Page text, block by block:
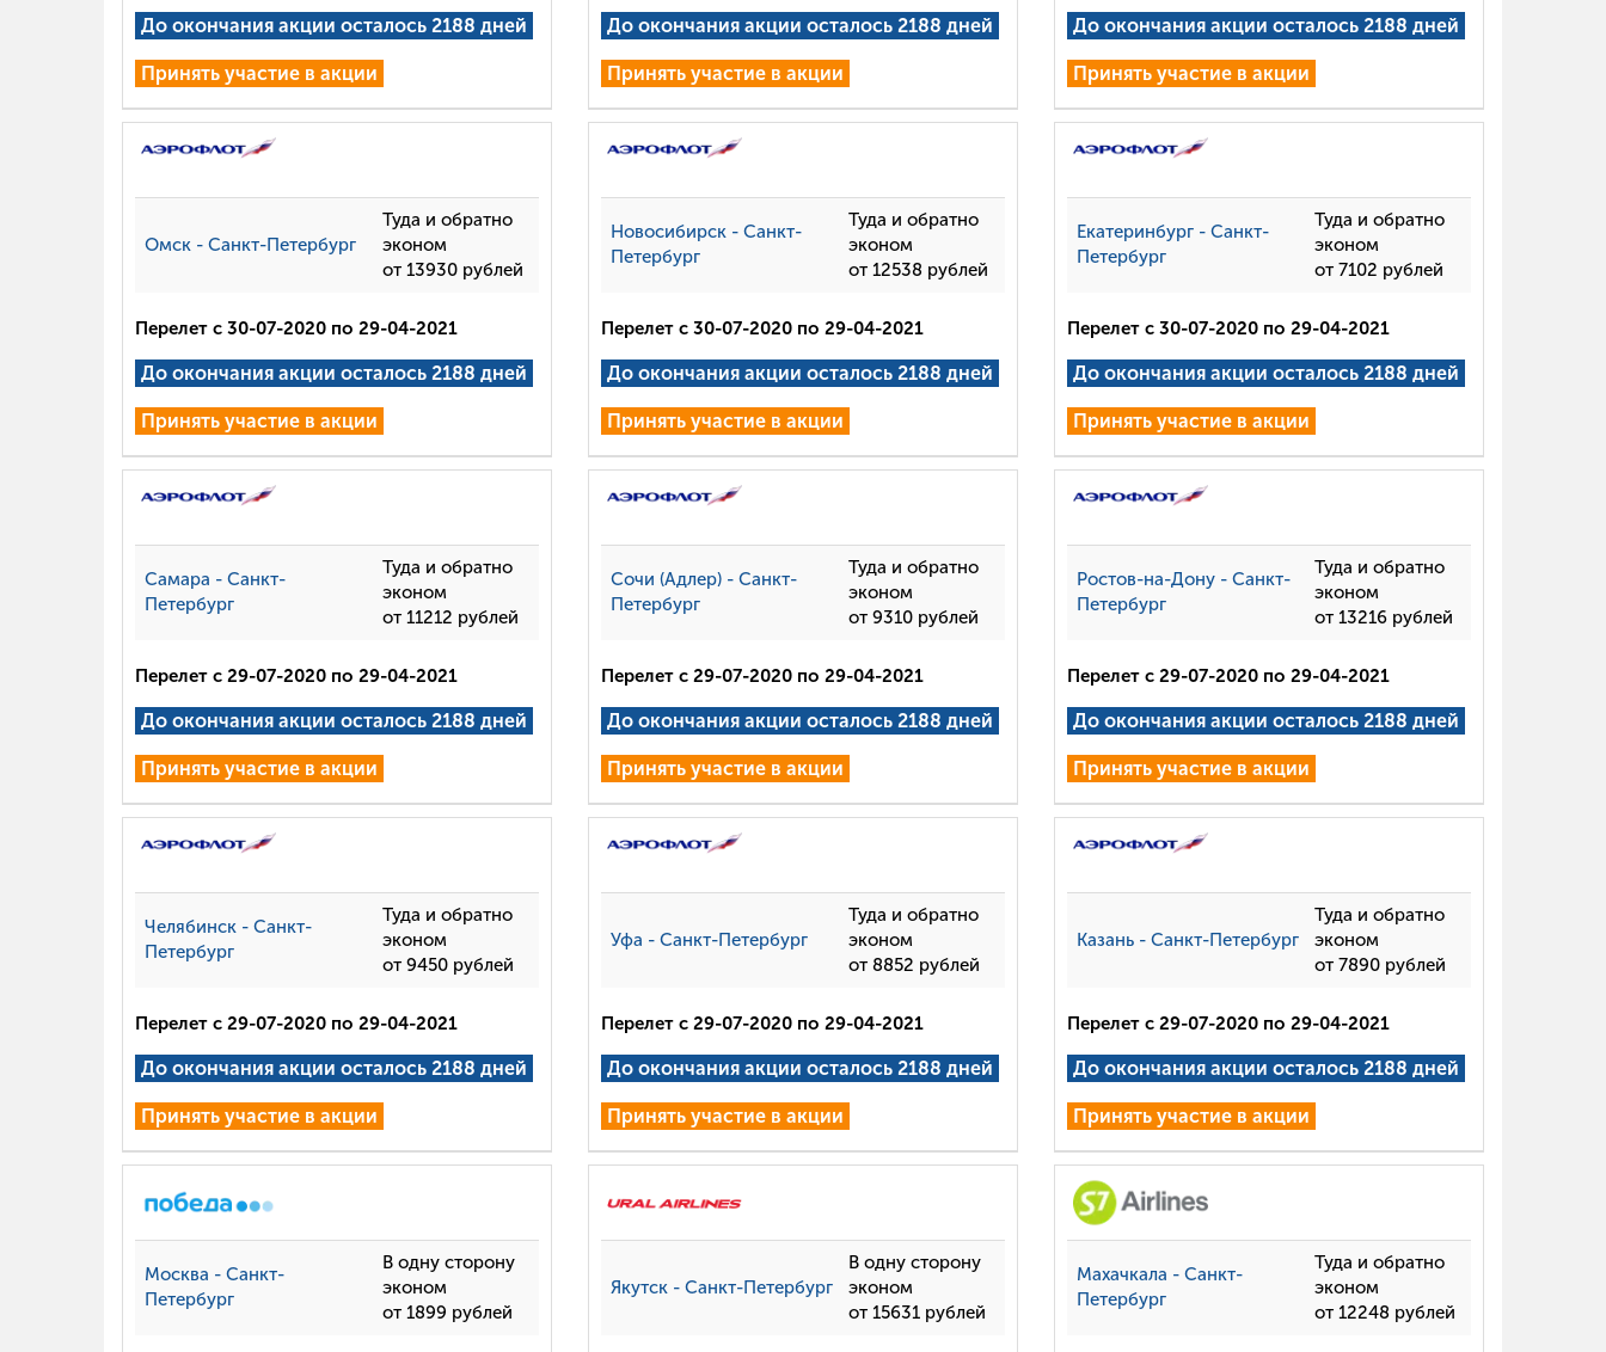
До окончания акции осталось 2188 дней
Принять участие в акции
До окончания акции осталось 2188 дней
Принять участие в акции
До окончания акции осталось 2188 дней
Принять участие в акции
Омск - Санкт-Петербург
Туда и обратно
эконом
от 13930 рублей
Перелет с 30-07-2020 по 29-04-2021
До окончания акции осталось 2188 дней
Принять участие в акции
Новосибирск - Санкт-
Петербург
Туда и обратно
эконом
от 12538 рублей
Перелет с 30-07-2020 по 29-04-2021
До окончания акции осталось 2188 дней
Принять участие в акции
Екатеринбург - Санкт-
Петербург
Туда и обратно
эконом
от 7102 рублей
Перелет с 30-07-2020 по 29-04-2021
До окончания акции осталось 2188 дней
Принять участие в акции
Самара - Санкт-
Петербург
Туда и обратно
эконом
от 11212 рублей
Перелет с 29-07-2020 по 29-04-2021
До окончания акции осталось 2188 дней
Принять участие в акции
Сочи (Адлер) - Санкт-
Петербург
Туда и обратно
эконом
от 9310 рублей
Перелет с 29-07-2020 по 29-04-2021
До окончания акции осталось 2188 дней
Принять участие в акции
Ростов-на-Дону - Санкт-
Петербург
Туда и обратно
эконом
от 13216 рублей
Перелет с 29-07-2020 по 29-04-2021
До окончания акции осталось 2188 дней
Принять участие в акции
Челябинск - Санкт-
Петербург
Туда и обратно
эконом
от 9450 рублей
Перелет с 29-07-2020 по 29-04-2021
До окончания акции осталось 2188 дней
Принять участие в акции
Уфа - Санкт-Петербург
Туда и обратно
эконом
от 8852 рублей
Перелет с 29-07-2020 по 29-04-2021
До окончания акции осталось 2188 дней
Принять участие в акции
Казань - Санкт-Петербург
Туда и обратно
эконом
от 7890 рублей
Перелет с 29-07-2020 по 29-04-2021
До окончания акции осталось 2188 дней
Принять участие в акции
Москва - Санкт-
Петербург
В одну сторону
эконом
от 1899 рублей
Якутск - Санкт-Петербург
В одну сторону
эконом
от 15631 рублей
Махачкала - Санкт-
Петербург
Туда и обратно
эконом
от 12248 рублей